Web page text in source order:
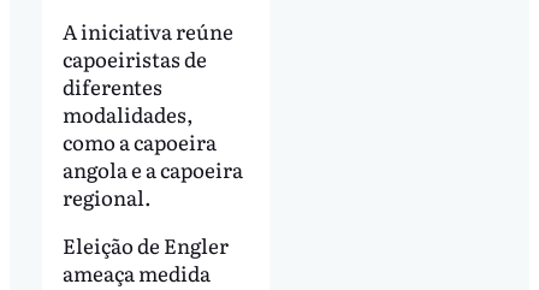
A iniciativa reúne
capoeiristas de
diferentes
modalidades,
como a capoeira
angola e a capoeira
regional.
Eleição de Engler
ameaça medida